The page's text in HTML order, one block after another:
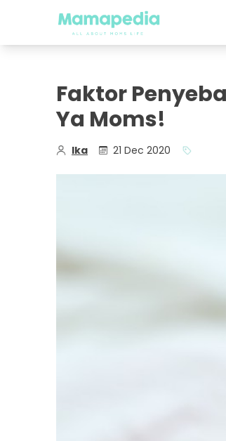
Faktor
Ya Moms!
Ika 21 Dec 2020